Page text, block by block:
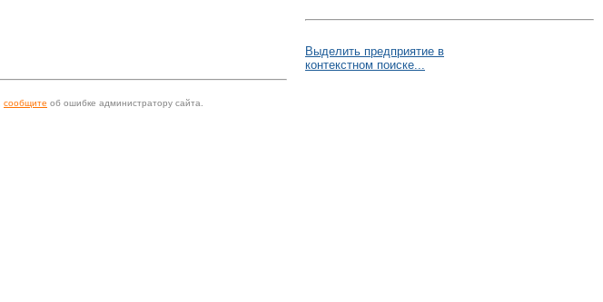
сообщите об ошибке администратору сайта.
Выделить предприятие в
контекстном поиске...